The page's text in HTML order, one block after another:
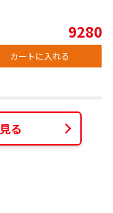
9280
カートに入れる
る